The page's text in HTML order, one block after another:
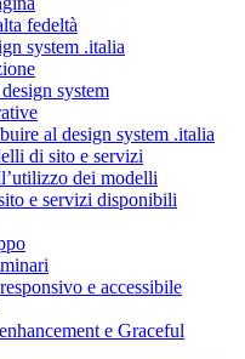
fedeltà
system .italia
system
al design system .italia
di sito e servizi
dei modelli
e servizi disponibili
e accessibile
e Graceful